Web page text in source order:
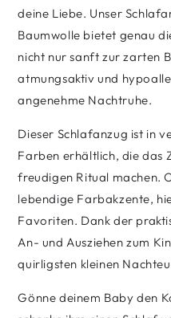
deine Liebe. Unser
Baumwolle bietet genau
nicht nur sanft zur zarten
atmungsaktiv und
angenehme Nachtruhe.
Dieser Schlafanzug ist in
Farben erhältlich, die das
freudigen Ritual machen.
lebendige Farbakzente,
Favoriten. Dank der
An- und Ausziehen zum
quirligsten kleinen
Gönne deinem Baby den